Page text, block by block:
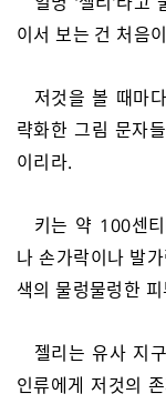
이서 보는 건 처음
저것을 볼 때마
략화한 그림 문자
이리라.
키는 약 100센
나 손가락이나 발
색의 물렁물렁한
젤리는 유사 지
인류에게 저것의